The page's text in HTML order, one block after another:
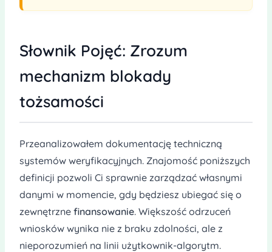
Słownik Pojęć: Zrozum
mechanizm blokady
tożsamości
Przeanalizowałem dokumentację techniczną
systemów weryfikacyjnych. Znajomość poniższych
definicji pozwoli Ci sprawnie zarządzać własnymi
danymi w momencie, gdy będziesz ubiegać się o
zewnętrzne finansowanie. Większość odrzuceń
wniosków wynika nie z braku zdolności, ale z
nieporozumień na linii użytkownik-algorytm.